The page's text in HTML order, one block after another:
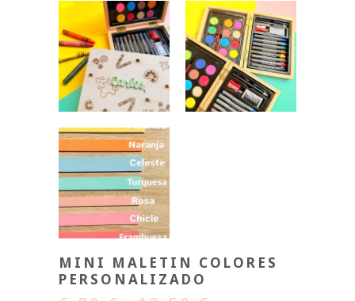
MINI MALETIN COLORES
PERSONALIZADO